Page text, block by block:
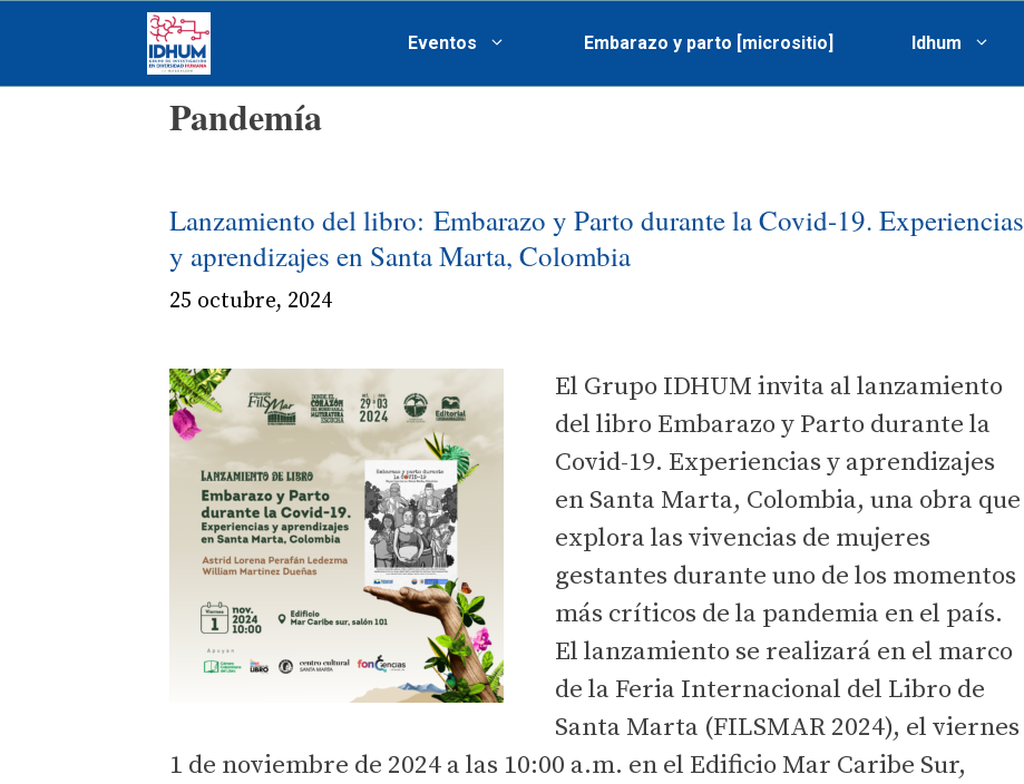
contenido
Eventos Embarazo y parto [micrositio] Idhum
Pandemía
Lanzamiento del libro: Embarazo y Parto durante la Covid-19. Experiencias
y aprendizajes en Santa Marta, Colombia
25 octubre, 2024
El Grupo IDHUM invita al lanzamiento
del libro Embarazo y Parto durante la
Covid-19. Experiencias y aprendizajes
en Santa Marta, Colombia, una obra que
explora las vivencias de mujeres
gestantes durante uno de los momentos
más críticos de la pandemia en el país.
El lanzamiento se realizará en el marco
de la Feria Internacional del Libro de
Santa Marta (FILSMAR 2024), el viernes
1 de noviembre de 2024 a las 10:00 a.m. en el Edificio Mar Caribe Sur,